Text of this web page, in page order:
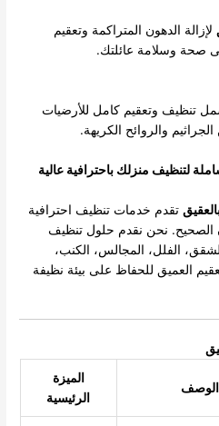
لإزالة الدهون المتراكمة وتعقيم
صحة وسلامة عائلتك.
تنظيف وتعقيم كامل للأرضيات
والروائح الكريهة.
لتنظيف منزلك باحترافية عالية
تقدم خدمات تنظيف احترافية
الصحيح. نحن نقدم حلول تنظيف
الفلل، المجالس، الكنب،
العميق للحفاظ على بيئة نظيفة
الوصف
الميزة
الرئيسية